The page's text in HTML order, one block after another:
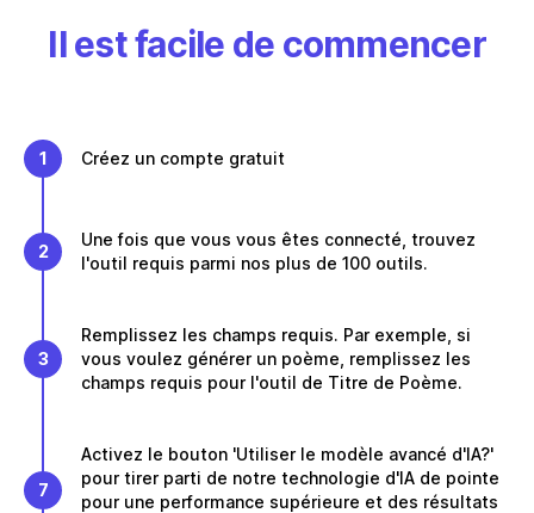
Il est facile de commencer
1 Créez un compte gratuit
2
Une fois que vous vous êtes connecté, trouvez
l'outil requis parmi nos plus de 100 outils.
3
Remplissez les champs requis. Par exemple, si
vous voulez générer un poème, remplissez les
champs requis pour l'outil de Titre de Poème.
7
Activez le bouton 'Utiliser le modèle avancé d'IA?'
pour tirer parti de notre technologie d'IA de pointe
pour une performance supérieure et des résultats